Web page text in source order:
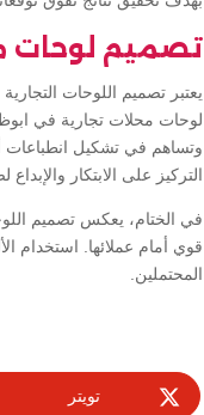
تصميم لوحات
يعتبر تصميم اللوحات
لوحات محلات تجارية في
وتساهم في تشكيل انطباعات
التركيز على الابتكار
في الختام، يعكس تصميم
قوي أمام عملائها. استخدام
المحتملين.
تويتر